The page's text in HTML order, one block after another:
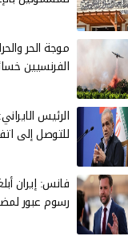
موجة الحر
الفرنسيين
الرئيس
للتوصل إلى
فانس: إيران
رسوم عبور